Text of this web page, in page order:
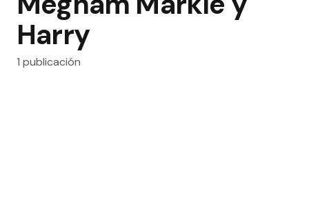
Harry
1 publicación